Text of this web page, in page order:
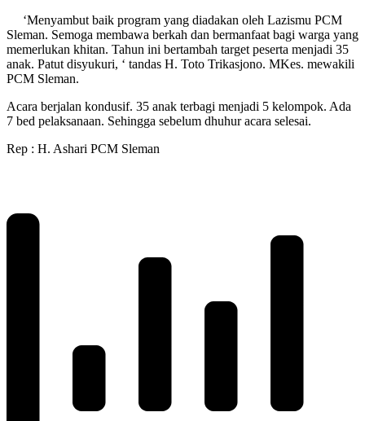
‘Menyambut baik program yang diadakan oleh Lazismu PCM
Sleman. Semoga membawa berkah dan bermanfaat bagi warga yang
memerlukan khitan. Tahun ini bertambah target peserta menjadi 35
anak. Patut disyukuri, ‘ tandas H. Toto Trikasjono. MKes. mewakili
PCM Sleman.
Acara berjalan kondusif. 35 anak terbagi menjadi 5 kelompok. Ada
7 bed pelaksanaan. Sehingga sebelum dhuhur acara selesai.
Rep : H. Ashari PCM Sleman